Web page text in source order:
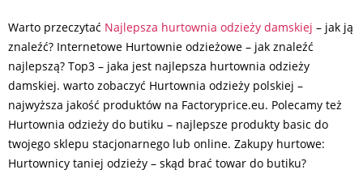
Warto przeczytać Najlepsza hurtownia odzieży damskiej – jak ją
znaleźć? Internetowe Hurtownie odzieżowe – jak znaleźć
najlepszą? Top3 – jaka jest najlepsza hurtownia odzieży
damskiej. warto zobaczyć Hurtownia odzieży polskiej –
najwyższa jakość produktów na Factoryprice.eu. Polecamy też
Hurtownia odzieży do butiku – najlepsze produkty basic do
twojego sklepu stacjonarnego lub online. Zakupy hurtowe:
Hurtownicy taniej odzieży – skąd brać towar do butiku?